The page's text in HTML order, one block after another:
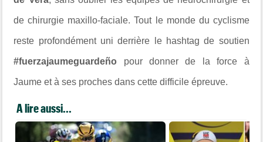
de chirurgie maxillo-faciale. Tout le monde du cyclisme
reste profondément uni derrière le hashtag de soutien
#fuerzajaumeguardeño pour donner de la force à
Jaume et à ses proches dans cette difficile épreuve.
A lire aussi...